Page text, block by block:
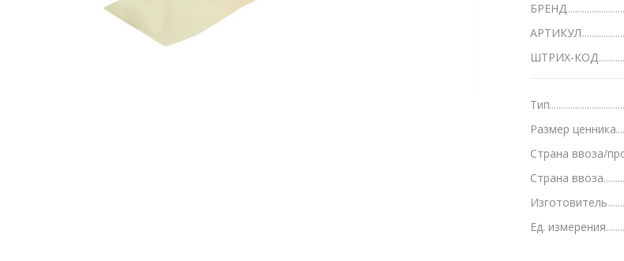
Ватманы, калька, бумага
Бумага для художественных и
Грамоты, дипломы, благодарности
Канцелярские книги, книги учета
БРЕНД
АРТИКУЛ
ШТРИХ-КОД
Тип
Размер ценника
Страна ввоза/
Страна ввоза
Изготовитель
Ед. измерения